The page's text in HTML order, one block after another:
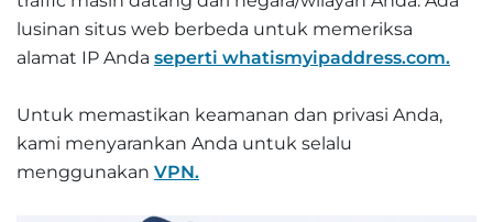
lusinan situs web berbeda untuk memeriksa
alamat IP Anda seperti whatismyipaddress.com.
Untuk memastikan keamanan dan privasi Anda,
kami menyarankan Anda untuk selalu
menggunakan VPN.